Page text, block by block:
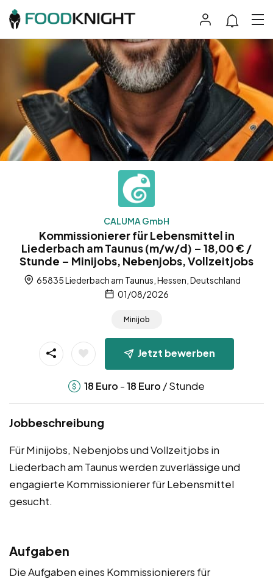
CALUMA GmbH
Kommissionierer für Lebensmittel in
Liederbach am Taunus (m/w/d) – 18,00 € /
Stunde – Minijobs, Nebenjobs, Vollzeitjobs
65835 Liederbach am Taunus, Hessen, Deutschland
01/08/2026
Minijob
Jetzt bewerben
18 Euro -18 Euro / Stunde
Jobbeschreibung
Für Minijobs, Nebenjobs und Vollzeitjobs in
Liederbach am Taunus werden zuverlässige und
engagierte Kommissionierer für Lebensmittel
gesucht.
Aufgaben
Die Aufgaben eines Kommissionierers für